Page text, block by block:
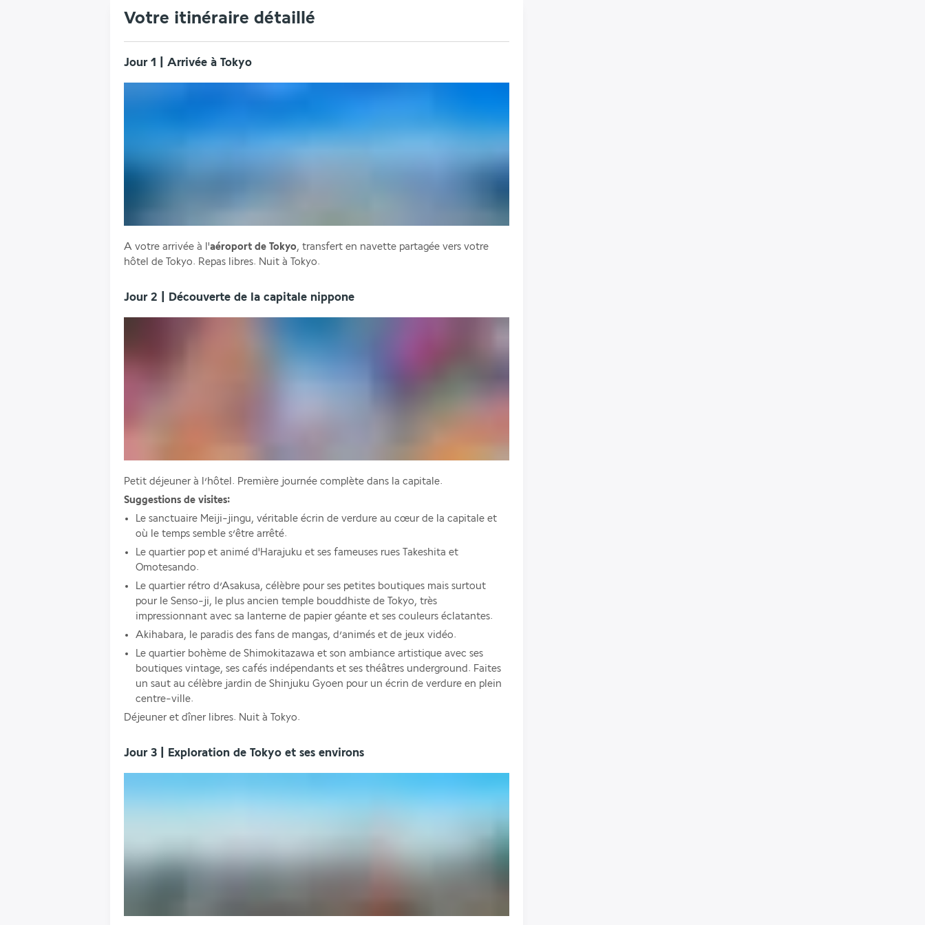
Votre itinéraire détaillé
Jour 1 | Arrivée à Tokyo
A votre arrivée à l'aéroport de Tokyo, transfert en navette partagée vers votre
hôtel de Tokyo. Repas libres. Nuit à Tokyo.
Jour 2 | Découverte de la capitale nippone
Petit déjeuner à l’hôtel. Première journée complète dans la capitale.
Suggestions de visites:
Le sanctuaire Meiji-jingu, véritable écrin de verdure au cœur de la capitale et
où le temps semble s’être arrêté.
Le quartier pop et animé d'Harajuku et ses fameuses rues Takeshita et
Omotesando.
Le quartier rétro d’Asakusa, célèbre pour ses petites boutiques mais surtout
pour le Senso-ji, le plus ancien temple bouddhiste de Tokyo, très
impressionnant avec sa lanterne de papier géante et ses couleurs éclatantes.
Akihabara, le paradis des fans de mangas, d’animés et de jeux vidéo.
Le quartier bohème de Shimokitazawa et son ambiance artistique avec ses
boutiques vintage, ses cafés indépendants et ses théâtres underground. Faites
un saut au célèbre jardin de Shinjuku Gyoen pour un écrin de verdure en plein
centre-ville.
Déjeuner et dîner libres. Nuit à Tokyo.
Jour 3 | Exploration de Tokyo et ses environs